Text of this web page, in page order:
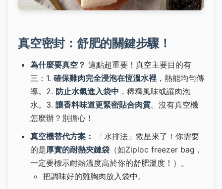
真空密封：舒肥的關鍵步驟！
為什麼要真空？ 這點超重要！真空主要目的有
三：1. 確保雞肉完全浸泡在恆溫水裡 ，熱能均勻傳
導。2. 防止水氣進入袋中 ，稀釋風味或讓肉泡
水。3. 讓香料味道更緊密貼合肉質。沒有真空機
怎麼辦？別擔心！
真空機替代方案：
「水排法」救星來了！你需要
的是厚實的耐熱夾鏈袋 （如Ziploc freezer bag，
一定要標示耐熱溫度高於你的舒肥溫度！）。
把調味好的雞胸肉放入袋中。